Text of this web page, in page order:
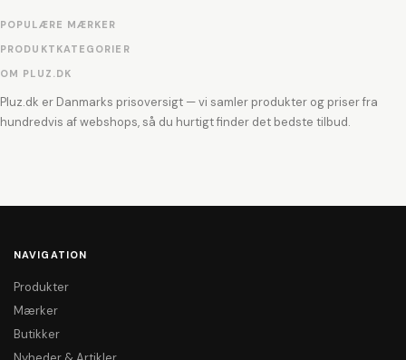
POPULÆRE MÆRKER
PRODUKTKATEGORIER
OM PLUZ.DK
Pluz.dk er Danmarks prisoversigt — vi samler produkter og priser fra
hundredvis af webshops, så du hurtigt finder det bedste tilbud.
NAVIGATION
Produkter
Mærker
Butikker